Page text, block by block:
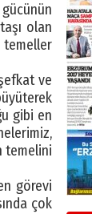
olan
temeller
ve
gibi en
temelini
görevi
çok